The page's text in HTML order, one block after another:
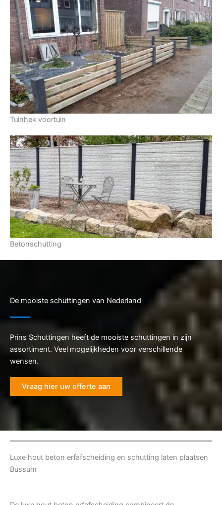
Tuinhek voortuin
Betonschutting
De mooiste schuttingen van Nederland
Prins Schuttingen heeft de mooiste schuttingen in zijn
assortiment. Veel mogelijkheden voor verschillende
wensen.
Vraag hier uw offerte aan
Luxe hout beton erfafscheiding en schutting laten plaatsen
Bussum